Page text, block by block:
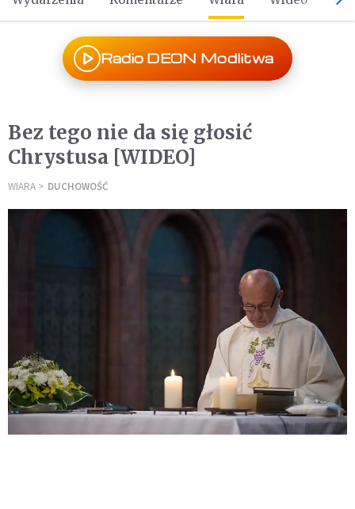
Radio DEON Modlitwa
Bez tego nie da się głosić
Chrystusa [WIDEO]
WIARA DUCHOWOŚĆ